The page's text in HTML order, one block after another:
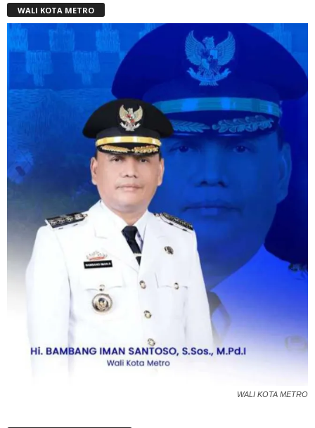
WALI KOTA METRO
WALI KOTA METRO